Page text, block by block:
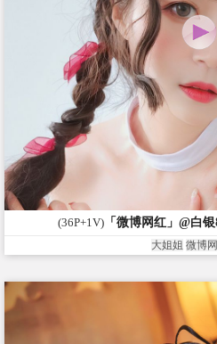
(36P+1V)「微博网红」@白
大姐姐 微博